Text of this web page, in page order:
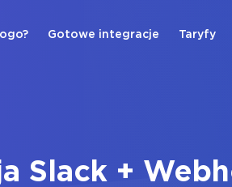
Gotowe integracje Taryfy
Slack +